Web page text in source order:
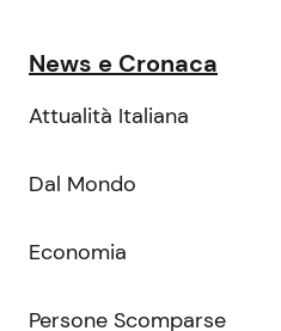
News e Cronaca
Attualità Italiana
Dal Mondo
Economia
Persone Scomparse